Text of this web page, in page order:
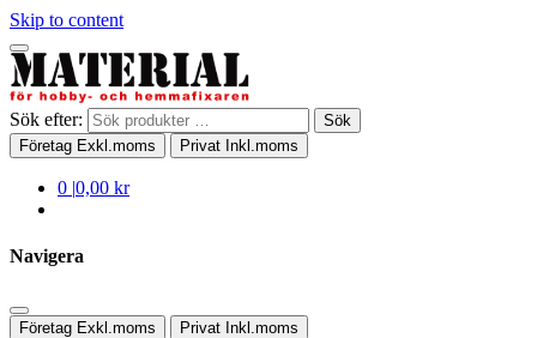
Skip to content
Sök efter:
Sök
Företag Exkl.moms Privat Inkl.moms
0 |0,00 kr
Navigera
Företag Exkl.moms Privat Inkl.moms